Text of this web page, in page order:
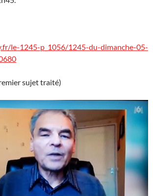
le-1245-p_1056/1245-du-dimanche-05-
sujet traité)